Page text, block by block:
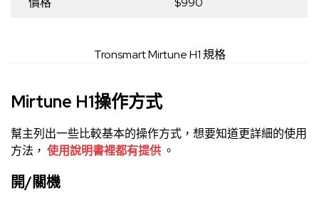
Tronsmart Mirtune H1 規格
Mirtune H1操作方式
幫主列出一些比較基本的操作方式，想要知道更詳細的使用
方法， 使用說明書裡都有提供 。
開/關機